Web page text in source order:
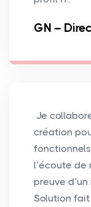
GN –
Je
création
l’écoute de
preuve
Solution fait